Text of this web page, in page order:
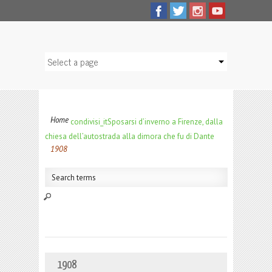
Home condivisi_itSposarsi d’inverno a Firenze, dalla
chiesa dell’autostrada alla dimora che fu di Dante
1908
1908